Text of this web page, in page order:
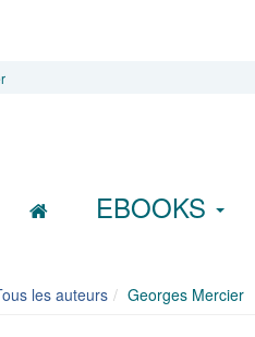
EBOOKS
les auteurs Georges Mercier